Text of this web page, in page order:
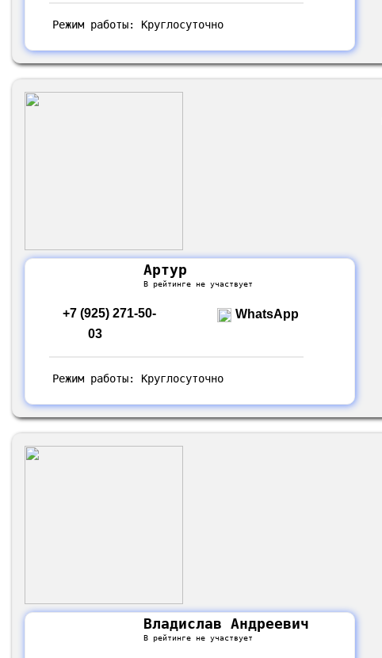
Режим работы: Круглосуточно
Артур
В рейтинге не участвует
+7 (925) 271-50-
03
WhatsApp
Режим работы: Круглосуточно
Владислав Андреевич
В рейтинге не участвует